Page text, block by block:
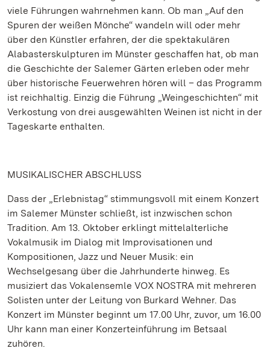
viele Führungen wahrnehmen kann. Ob man „Auf den
Spuren der weißen Mönche“ wandeln will oder mehr
über den Künstler erfahren, der die spektakulären
Alabasterskulpturen im Münster geschaffen hat, ob man
die Geschichte der Salemer Gärten erleben oder mehr
über historische Feuerwehren hören will – das Programm
ist reichhaltig. Einzig die Führung „Weingeschichten“ mit
Verkostung von drei ausgewählten Weinen ist nicht in der
Tageskarte enthalten.
MUSIKALISCHER ABSCHLUSS
Dass der „Erlebnistag“ stimmungsvoll mit einem Konzert
im Salemer Münster schließt, ist inzwischen schon
Tradition. Am 13. Oktober erklingt mittelalterliche
Vokalmusik im Dialog mit Improvisationen und
Kompositionen, Jazz und Neuer Musik: ein
Wechselgesang über die Jahrhunderte hinweg. Es
musiziert das Vokalensemle VOX NOSTRA mit mehreren
Solisten unter der Leitung von Burkard Wehner. Das
Konzert im Münster beginnt um 17.00 Uhr, zuvor, um 16.00
Uhr kann man einer Konzerteinführung im Betsaal
zuhören.